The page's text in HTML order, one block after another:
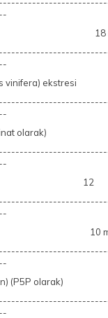
18 mg
vinifera) ekstresi
olarak)
15
(P5P